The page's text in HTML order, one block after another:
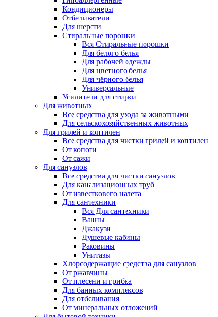
Кондиционеры
Отбеливатели
Для шерсти
Стиральные порошки
Вся Стиральные порошки
Для белого белья
Для рабочей одежды
Для цветного белья
Для чёрного белья
Универсальные
Усилители для стирки
Для животных
Все средства для ухода за животными
Для сельскохозяйственных животных
Для грилей и коптилен
Все средства для чистки грилей и коптилен
От копоти
От сажи
Для санузлов
Все средства для чистки санузлов
Для канализационных труб
От известкового налета
Для сантехники
Вся Для сантехники
Ванны
Джакузи
Душевые кабины
Раковины
Унитазы
Хлорсодержащие средства для санузлов
От ржавчины
От плесени и грибка
Для банных комплексов
Для отбеливания
От минеральных отложений